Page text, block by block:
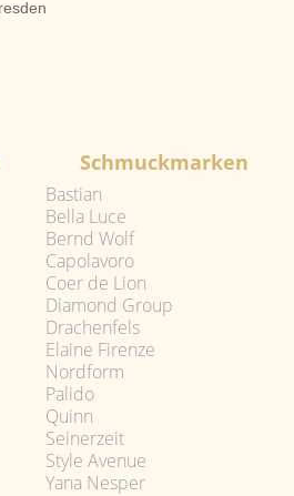
Schmuckmarken
Bastian
Bella Luce
Bernd Wolf
Capolavoro
Coer de Lion
Diamond Group
Drachenfels
Elaine Firenze
Nordform
Palido
Quinn
Seinerzeit
Style Avenue
Yana Nesper